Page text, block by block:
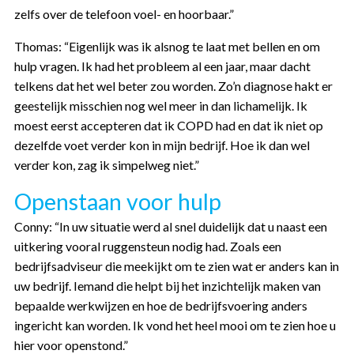
zelfs over de telefoon voel- en hoorbaar.”
Thomas: “Eigenlijk was ik alsnog te laat met bellen en om
hulp vragen. Ik had het probleem al een jaar, maar dacht
telkens dat het wel beter zou worden. Zo’n diagnose hakt er
geestelijk misschien nog wel meer in dan lichamelijk. Ik
moest eerst accepteren dat ik COPD had en dat ik niet op
dezelfde voet verder kon in mijn bedrijf. Hoe ik dan wel
verder kon, zag ik simpelweg niet.”
Openstaan voor hulp
Conny: “In uw situatie werd al snel duidelijk dat u naast een
uitkering vooral ruggensteun nodig had. Zoals een
bedrijfsadviseur die meekijkt om te zien wat er anders kan in
uw bedrijf. Iemand die helpt bij het inzichtelijk maken van
bepaalde werkwijzen en hoe de bedrijfsvoering anders
ingericht kan worden. Ik vond het heel mooi om te zien hoe u
hier voor openstond.”